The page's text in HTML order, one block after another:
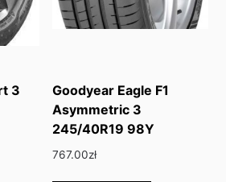
3
Goodyear Eagle F1
Asymmetric 3
245/40R19 98Y
767.00zł